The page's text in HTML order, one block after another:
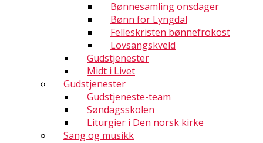
Bønnesamling onsdager
Bønn for Lyngdal
Felleskristen bønnefrokost
Lovsangskveld
Gudstjenester
Midt i Livet
Gudstjenester
Gudstjeneste-team
Søndagsskolen
Liturgier i Den norsk kirke
Sang og musikk